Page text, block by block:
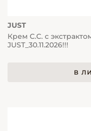
JUST
Крем С.С. с
JUST_30.11.2026!!!
В